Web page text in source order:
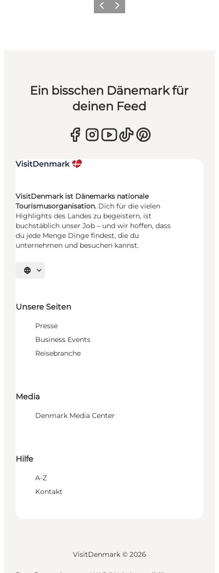
ZurückWeiter
Ein bisschen Dänemark für
deinen Feed
VisitDenmark ist Dänemarks nationale
Tourismusorganisation. Dich für die vielen
Highlights des Landes zu begeistern, ist
buchstäblich unser Job – und wir hoffen, dass
du jede Menge Dinge findest, die du
unternehmen und besuchen kannst.
Sprache auswählen
Unsere Seiten
Presse
Business Events
Reisebranche
Media
Denmark Media Center
Hilfe
A-Z
Kontakt
VisitDenmark © 2026